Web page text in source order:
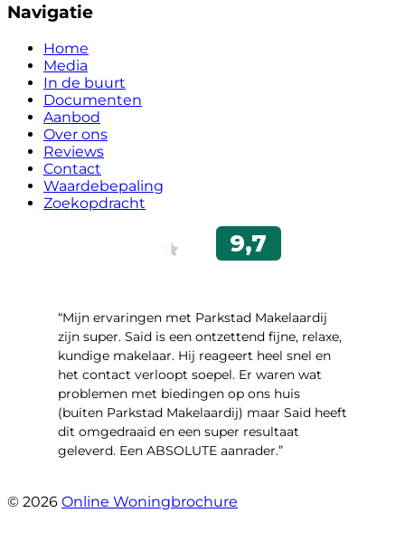
Navigatie
Home
Media
In de buurt
Documenten
Aanbod
Over ons
Reviews
Contact
Waardebepaling
Zoekopdracht
“Mijn ervaringen met Parkstad Makelaardij
zijn super. Said is een ontzettend fijne, relaxe,
kundige makelaar. Hij reageert heel snel en
het contact verloopt soepel. Er waren wat
problemen met biedingen op ons huis
(buiten Parkstad Makelaardij) maar Said heeft
dit omgedraaid en een super resultaat
geleverd. Een ABSOLUTE aanrader.”
© 2026 Online Woningbrochure